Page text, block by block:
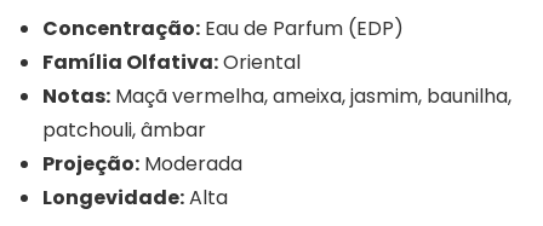
Concentração: Eau de Parfum (EDP)
Família Olfativa:Oriental
Notas: Maçã vermelha, ameixa, jasmim, baunilha,
patchouli, âmbar
Projeção: Moderada
Longevidade:Alta